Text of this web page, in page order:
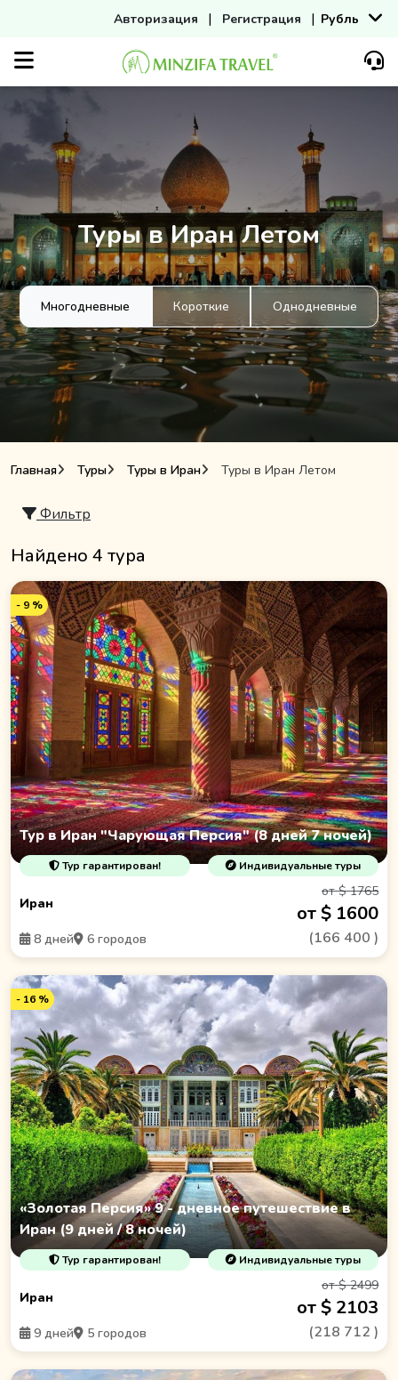
Авторизация | Регистрация | Рубль
Туры в Иран Летом
Многодневные Короткие Однодневные
Главная Туры Туры в Иран Туры в Иран Летом
Фильтр
Найдено 4 тура
- 9 %
Тур в Иран "Чарующая Персия" (8 дней 7 ночей)
Тур гарантирован! Индивидуальные туры
Иран
8 дней 6 городов
от $ 1765
от $ 1600
(166 400 )
- 16 %
«Золотая Персия» 9 - дневное путешествие в
Иран (9 дней / 8 ночей)
Тур гарантирован! Индивидуальные туры
Иран
9 дней 5 городов
от $ 2499
от $ 2103
(218 712 )